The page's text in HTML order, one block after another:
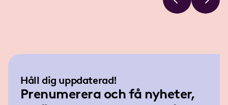
Håll dig uppdaterad!
Prenumerera och få nyheter,